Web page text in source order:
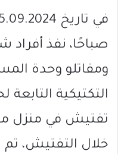
صباحًا، نفذ أفراد
ومقاتلو وحدة
التكتيكية
تفتيش في منزل
خلال التفتيش،